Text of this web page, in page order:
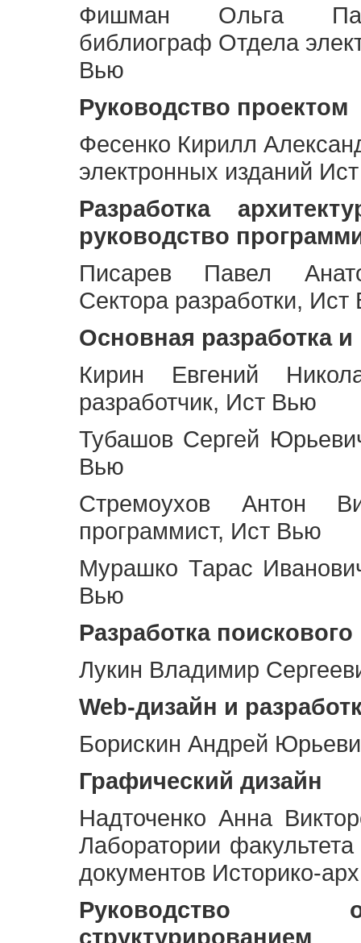
Фишман Ольга
библиограф Отдела
Вью
Руководство проектом
Фесенко Кирилл
электронных изданий
Разработка
руководство
Писарев Павел
Сектора разработки,
Основная разработка
Кирин Евгений
разработчик, Ист Вью
Тубашов Сергей
Вью
Стремоухов Антон
программист, Ист Вью
Мурашко Тарас
Вью
Разработка
Лукин Владимир
Web-дизайн и
Борискин Андрей
Графический дизайн
Надточенко Анна
Лаборатории
документов Историко-
Руководство
структурированием